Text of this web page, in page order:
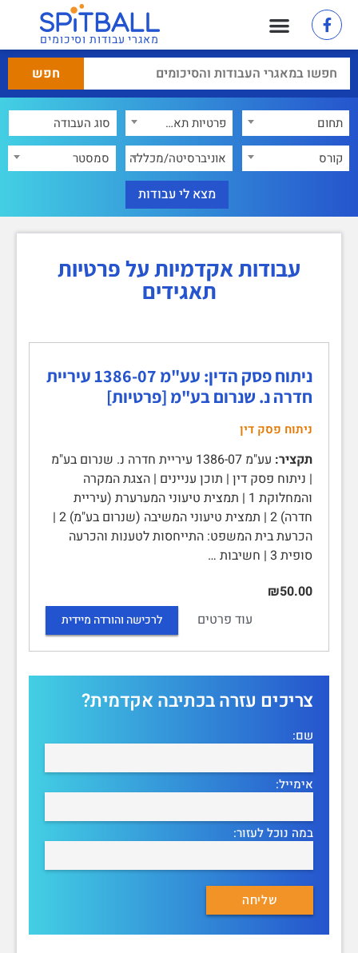
מאגרי עבודות וסיכומים
תחום
פרטיות תאגידים
קורס
אוניברסיטה/מכללה סמסטר
עבודות אקדמיות על פרטיות
תאגידים
ניתוח פסק הדין: עע"מ 1386-07 עיריית
חדרה נ. שנרום בע"מ [פרטיות]
ניתוח פסק דין
תקציר:
עע"מ 1386-07 עיריית חדרה נ. שנרום בע"מ
| ניתוח פסק דין | תוכן עניינים | הצגת המקרה
והמחלוקת 1 | תמצית טיעוני המערערת (עיריית
חדרה) 2 | תמצית טיעוני המשיבה (שנרום בע"מ) 2 |
הכרעת בית המשפט: התייחסות לטענות והכרעה
סופית 3 | חשיבות …
₪50.00
עוד פרטים
לרכישה והורדה מיידית
צריכים עזרה בכתיבה אקדמית?
שם:
אימייל:
במה נוכל לעזור: